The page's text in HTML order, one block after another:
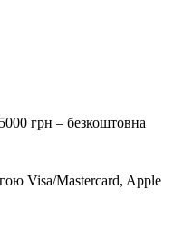
грн – безкоштовна
Visa/Mastercard, Apple